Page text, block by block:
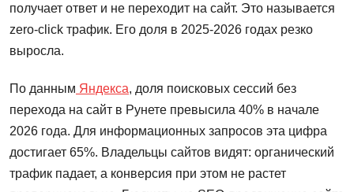
получает ответ и не переходит на сайт. Это называется
zero-click трафик. Его доля в 2025-2026 годах резко
выросла.
По данным Яндекса, доля поисковых сессий без
перехода на сайт в Рунете превысила 40% в начале
2026 года. Для информационных запросов эта цифра
достигает 65%. Владельцы сайтов видят: органический
трафик падает, а конверсия при этом не растет